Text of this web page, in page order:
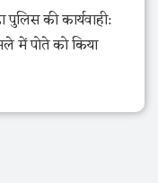
की कार्यवाही:
में पोते को किया